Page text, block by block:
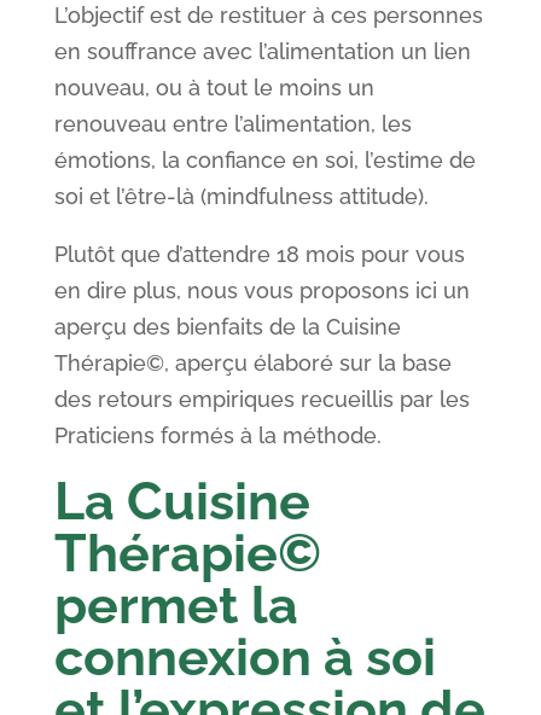
L’objectif est de restituer à ces personnes
en souffrance avec l’alimentation un lien
nouveau, ou à tout le moins un
renouveau entre l’alimentation, les
émotions, la confiance en soi, l’estime de
soi et l’être-là (mindfulness attitude).
Plutôt que d’attendre 18 mois pour vous
en dire plus, nous vous proposons ici un
aperçu des bienfaits de la Cuisine
Thérapie©, aperçu élaboré sur la base
des retours empiriques recueillis par les
Praticiens formés à la méthode.
La Cuisine
Thérapie©
permet la
connexion à soi